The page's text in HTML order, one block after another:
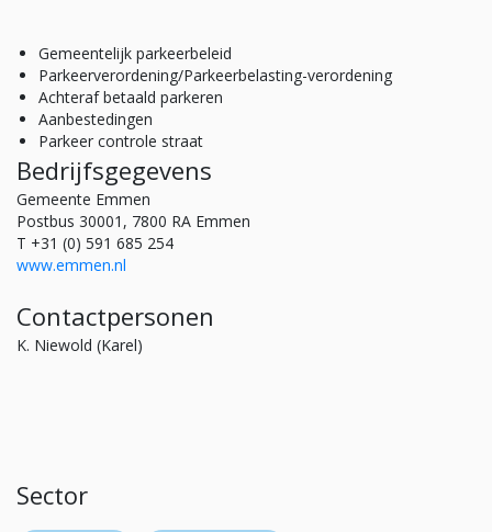
Gemeentelijk parkeerbeleid
Parkeerverordening/Parkeerbelasting-verordening
Achteraf betaald parkeren
Aanbestedingen
Parkeer controle straat
Bedrijfsgegevens
Gemeente Emmen
Postbus 30001, 7800 RA Emmen
T +31 (0) 591 685 254
www.emmen.nl
Contactpersonen
K. Niewold (Karel)
Sector